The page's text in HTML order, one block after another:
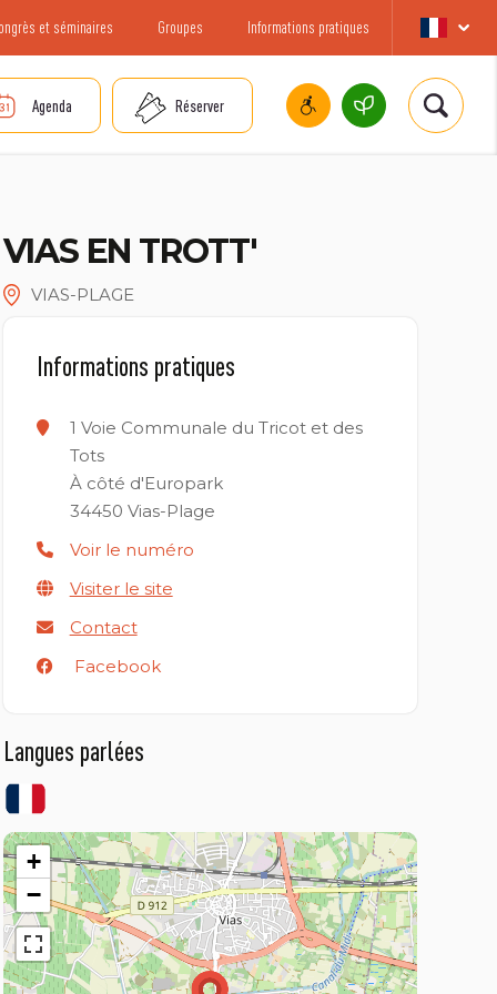
et séminaires Groupes Informations pratiques
Agenda Réserver
VIAS EN TROTT'
VIAS-PLAGE
Informations pratiques
1 Voie Communale du Tricot et des
Tots
À côté d'Europark
34450 Vias-Plage
Voir le numéro
Visiter le site
Contact
Facebook
Langues parlées
+
−